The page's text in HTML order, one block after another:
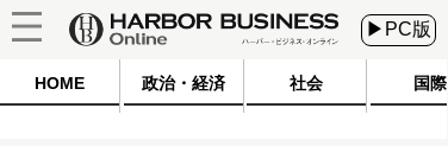
▶PC版
HOME 政治・経済 社会 国際